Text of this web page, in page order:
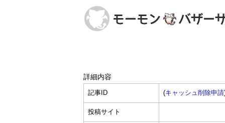
詳細内容
記事ID (キャッシュ削除申請
投稿サイト